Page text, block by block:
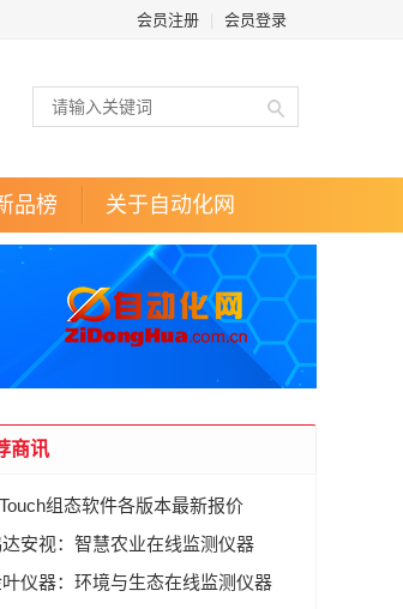
会员注册 会员登录
品榜 关于自动化网
商讯
组态软件各版本最新报价
安视：智慧农业在线监测仪器
仪器：环境与生态在线监测仪器